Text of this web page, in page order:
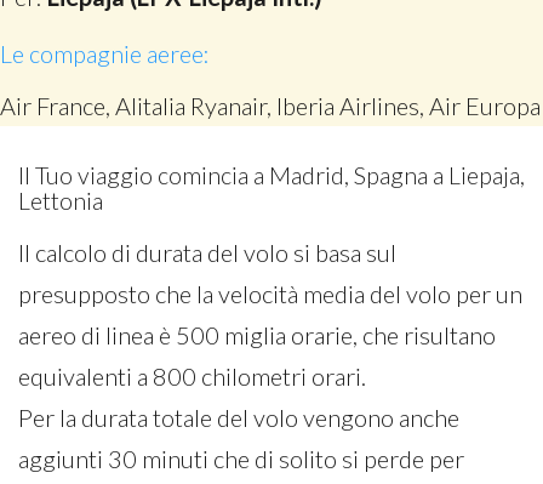
Le compagnie aeree:
Air France, Alitalia Ryanair, Iberia Airlines, Air Europa
Il Tuo viaggio comincia a Madrid, Spagna a Liepaja,
Lettonia
Il calcolo di durata del volo si basa sul
presupposto che la velocità media del volo per un
aereo di linea è 500 miglia orarie, che risultano
equivalenti a 800 chilometri orari.
Per la durata totale del volo vengono anche
aggiunti 30 minuti che di solito si perde per